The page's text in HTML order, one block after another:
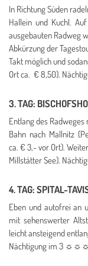
In Richtung Süden
Hallein und Kuchl.
ausgebauten Radweg
Abkürzung der
Takt möglich und
Ort ca. € 8,50).
3. TAG:
Entlang des
Bahn nach Mallnitz
ca. € 3,- vor Ort).
Millstätter See).
4. TAG: SPITAL-
Eben und autofrei an
mit sehenswerter
leicht ansteigend
Nächtigung im 3